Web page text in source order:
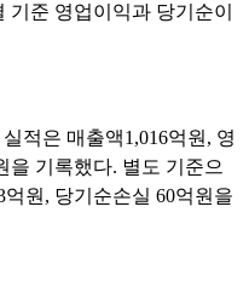
준 영업이익과 당기순이
적은 매출액1,016억원, 영
을 기록했다. 별도 기준으
원, 당기순손실 60억원을